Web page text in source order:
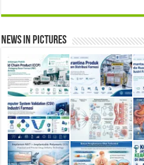
News in Pictures